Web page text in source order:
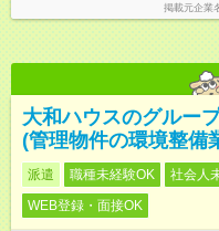
掲載元企業
大和ハウスのグルー
(管理物件の環境整備
派遣 職種未経験OK 社会人
WEB登録・面接OK